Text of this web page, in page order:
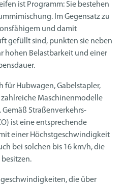
ist Programm: Sie bestehen
Im Gegensatz zu
und damit
gefüllt sind, punkten sie neben
hohen Belastbarkeit und einer
für Hubwagen, Gabelstapler,
Maschinenmodelle
Straßenverkehrs-
ist eine entsprechende
einer Höchstgeschwindigkeit
bei solchen bis 16 km/h, die
besitzen.
die über